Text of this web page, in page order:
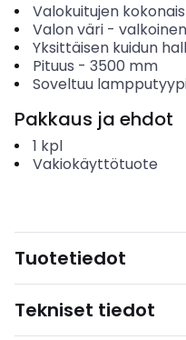
Valokuitujen
Valon väri- valkoinen
Yksittäisen kuidun
Pituus - 3500 mm
Soveltuu
Pakkaus ja ehdot
1 kpl
Vakiokäyttötuote
Tuotetiedot
Tekniset tiedot